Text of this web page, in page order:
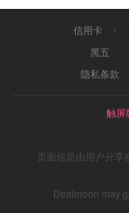
信用卡
黑五
隐私条款
触屏
页面信息由用户分
Dealmoon may